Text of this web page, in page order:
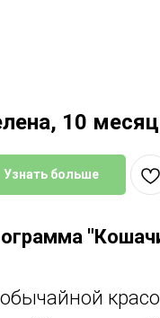
10
Узнать больше